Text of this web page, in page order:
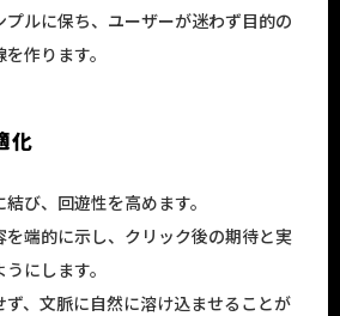
ルに保ち、ユーザーが迷わず目的の
作ります。
化
び、回遊性を高めます。
を端的に示し、クリック後の期待と実
にします。
ず、文脈に自然に溶け込ませることが